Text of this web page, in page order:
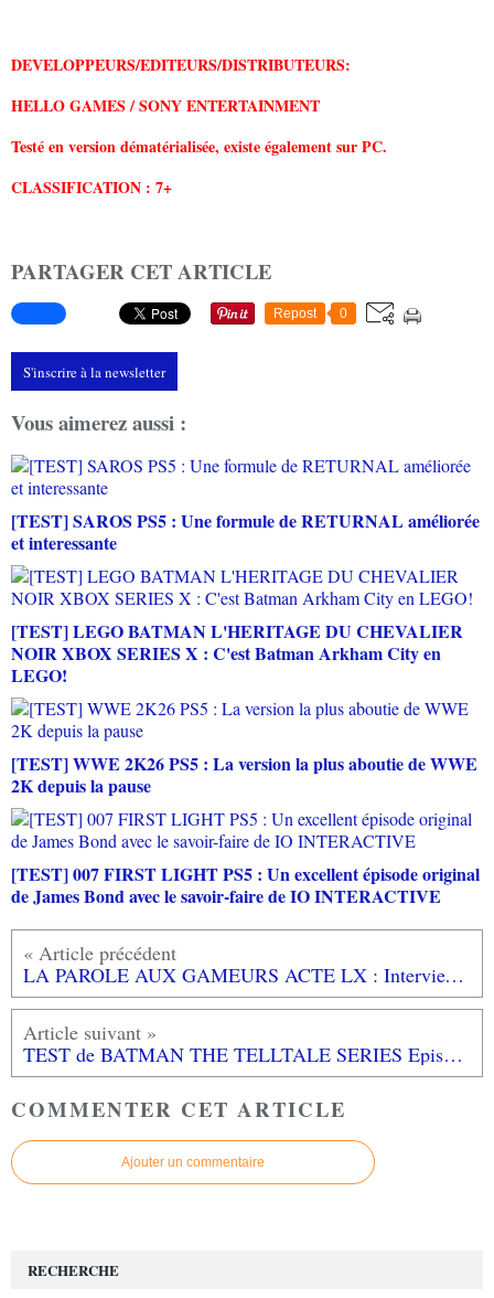
DEVELOPPEURS/EDITEURS/DISTRIBUTEURS:
HELLO GAMES / SONY ENTERTAINMENT
Testé en version dématérialisée, existe également sur PC.
CLASSIFICATION : 7+
PARTAGER CET ARTICLE
Repost 0
S'inscrire à la newsletter
Vous aimerez aussi :
[TEST] SAROS PS5 : Une formule de RETURNAL améliorée
et interessante
[TEST] LEGO BATMAN L'HERITAGE DU CHEVALIER
NOIR XBOX SERIES X : C'est Batman Arkham City en
LEGO!
[TEST] WWE 2K26 PS5 : La version la plus aboutie de WWE
2K depuis la pause
[TEST] 007 FIRST LIGHT PS5 : Un excellent épisode original
de James Bond avec le savoir-faire de IO INTERACTIVE
LA PAROLE AUX GAMEURS ACTE LX : Interview de MISS IBUKI
TEST de BATMAN THE TELLTALE SERIES Episode 1 (sur Xbox One): un démarrage percutant!
COMMENTER CET ARTICLE
Ajouter un commentaire
RECHERCHE